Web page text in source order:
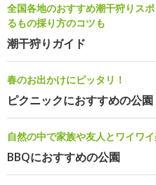
全国各地のおすすめ潮干狩りス
るもの採り方のコツも
潮干狩りガイド
春のお出かけにピッタリ！
ピクニックにおすすめの公園
自然の中で家族や友人とワイワイ
BBQにおすすめの公園